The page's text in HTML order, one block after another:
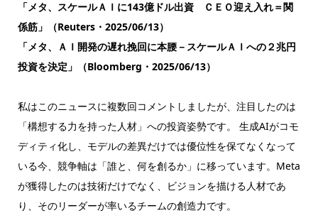
「メタ、スケールＡＩに143億ドル出資 ＣＥＯ迎え入れ＝関
係筋」（Reuters・2025/06/13）
「メタ、ＡＩ開発の遅れ挽回に本腰－スケールＡＩへの２兆円
投資を決定」（Bloomberg・2025/06/13）
私はこのニュースに複数回コメントしましたが、注目したのは
「構想する力を持った人材」への投資姿勢です。 生成AIがコモ
ディティ化し、モデルの差異だけでは優位性を保てなくなって
いる今、競争軸は「誰と、何を創るか」に移っています。Meta
が獲得したのは技術だけでなく、ビジョンを描ける人材であ
り、そのリーダーが率いるチームの創造力です。